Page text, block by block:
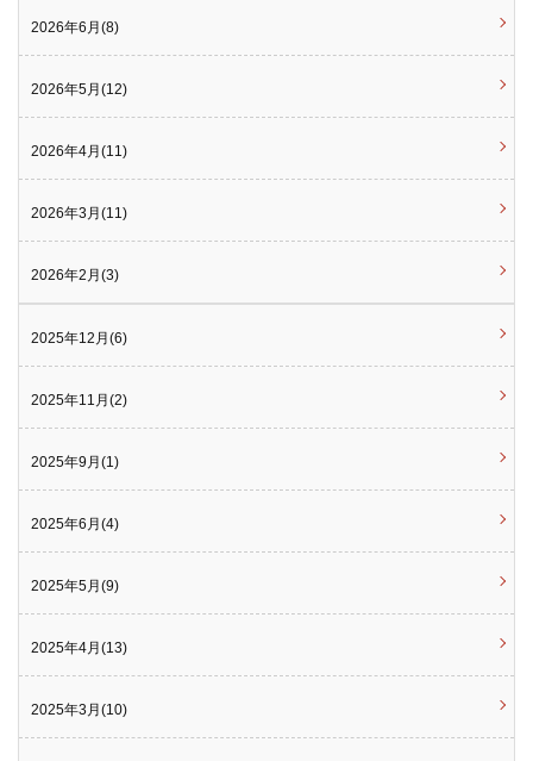
2026年6月(8)
2026年5月(12)
2026年4月(11)
2026年3月(11)
2026年2月(3)
2025年12月(6)
2025年11月(2)
2025年9月(1)
2025年6月(4)
2025年5月(9)
2025年4月(13)
2025年3月(10)